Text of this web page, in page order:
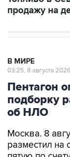
продажу на
В МИРЕ
03:25, 8 августа 2026
Пентагон
подборку
об НЛО
Москва. 8
разместил на